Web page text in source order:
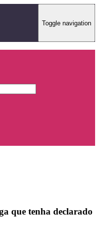
Toggle navigation
que tenha declarado